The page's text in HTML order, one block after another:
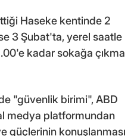
Haseke kentinde 2
3 Şubat'ta, yerel saatle
kadar sokağa çıkma
"güvenlik birimi", ABD
medya platformundan
güçlerinin konuşlanması